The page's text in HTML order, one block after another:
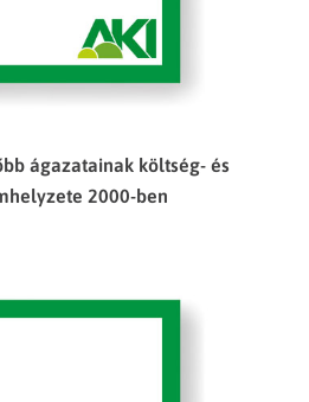
ágazatainak költség- és
2000-ben